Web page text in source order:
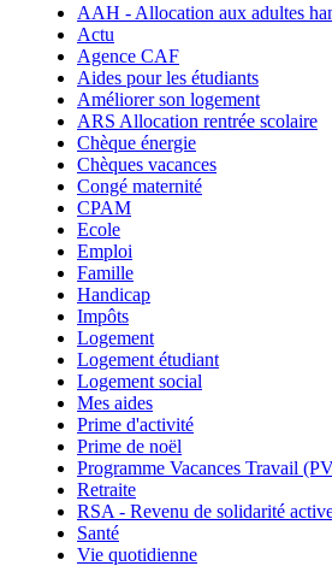
AAH - Allocation aux adultes
Actu
Agence CAF
Aides pour les étudiants
Améliorer son logement
ARS Allocation rentrée scolaire
Chèque énergie
Chèques vacances
Congé maternité
CPAM
Ecole
Emploi
Famille
Handicap
Impôts
Logement
Logement étudiant
Logement social
Mes aides
Prime d'activité
Prime de noël
Programme Vacances Travail
Retraite
RSA - Revenu de solidarité
Santé
Vie quotidienne